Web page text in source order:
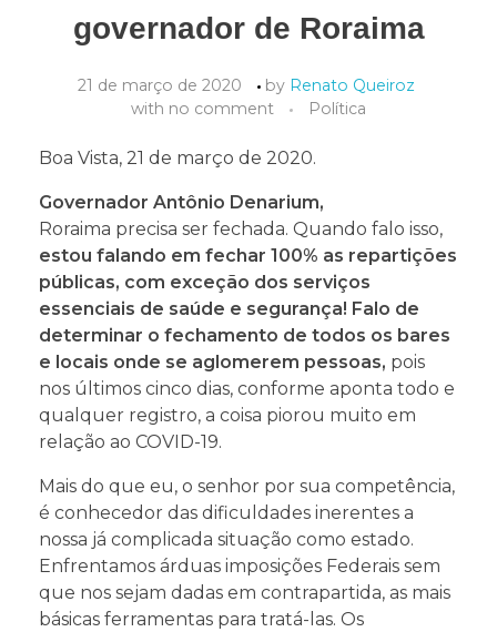
governador de Roraima
21 de março de 2020 by Renato Queiroz
with no comment Política
Boa Vista, 21 de março de 2020.
Governador Antônio Denarium,
Roraima precisa ser fechada. Quando falo isso,
estou falando em fechar 100% as repartições
públicas, com exceção dos serviços
essenciais de saúde e segurança! Falo de
determinar o fechamento de todos os bares
e locais onde se aglomerem pessoas, pois
nos últimos cinco dias, conforme aponta todo e
qualquer registro, a coisa piorou muito em
relação ao COVID-19.
Mais do que eu, o senhor por sua competência,
é conhecedor das dificuldades inerentes a
nossa já complicada situação como estado.
Enfrentamos árduas imposições Federais sem
que nos sejam dadas em contrapartida, as mais
básicas ferramentas para tratá-las. Os